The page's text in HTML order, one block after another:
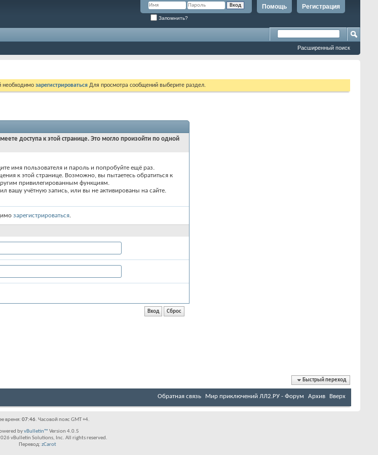
Регистрация
Помощь
Запомнить?
Расширенный поиск
необходимо зарегистрироваться Для просмотра сообщений выберите раздел.
доступа к этой странице. Это могло произойти по одной
имя пользователя и пароль и попробуйте ещё раз.
к этой странице. Возможно, вы пытаетесь обратиться к
привилегированным функциям.
вашу учётную запись, или вы не активированы на сайте.
зарегистрироваться.
Быстрый переход
Обратная связь Мир приключений ЛЛ2.РУ - Форум Архив Вверх
время: 07:46. Часовой пояс GMT +4.
byvBulletin™ Version 4.0.5
vBulletin Solutions, Inc. All rights reserved.
Перевод: zCarot